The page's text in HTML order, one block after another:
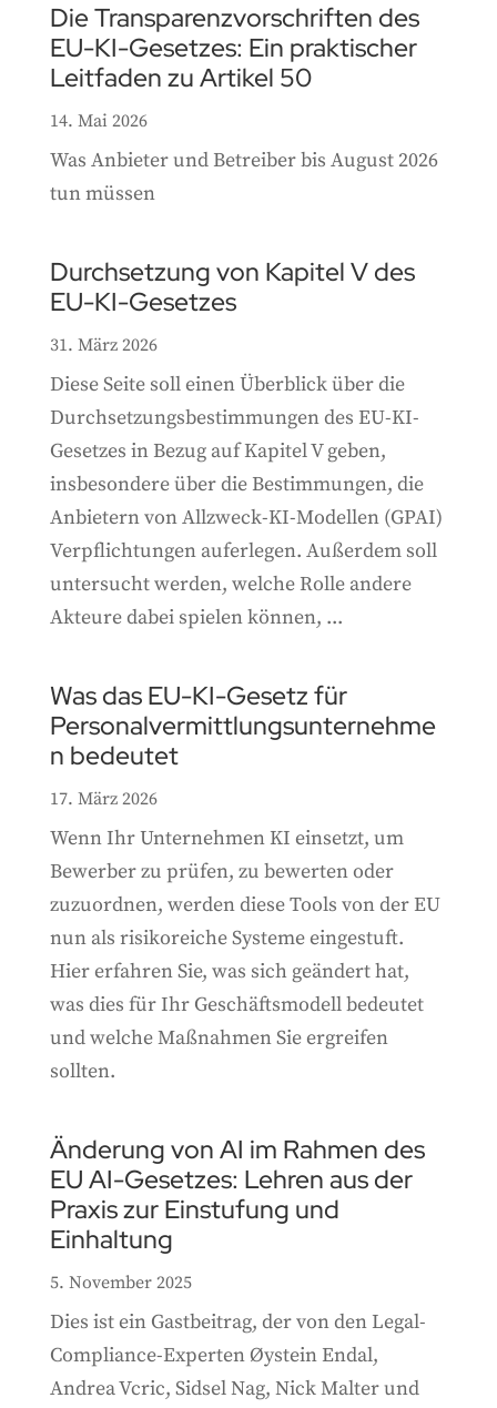
Die Transparenzvorschriften des
EU-KI-Gesetzes: Ein praktischer
Leitfaden zu Artikel 50
14. Mai 2026
Was Anbieter und Betreiber bis August 2026
tun müssen
Durchsetzung von Kapitel V des
EU-KI-Gesetzes
31. März 2026
Diese Seite soll einen Überblick über die
Durchsetzungsbestimmungen des EU-KI-
Gesetzes in Bezug auf Kapitel V geben,
insbesondere über die Bestimmungen, die
Anbietern von Allzweck-KI-Modellen (GPAI)
Verpflichtungen auferlegen. Außerdem soll
untersucht werden, welche Rolle andere
Akteure dabei spielen können, ...
Was das EU-KI-Gesetz für
Personalvermittlungsunternehme
n bedeutet
17. März 2026
Wenn Ihr Unternehmen KI einsetzt, um
Bewerber zu prüfen, zu bewerten oder
zuzuordnen, werden diese Tools von der EU
nun als risikoreiche Systeme eingestuft.
Hier erfahren Sie, was sich geändert hat,
was dies für Ihr Geschäftsmodell bedeutet
und welche Maßnahmen Sie ergreifen
sollten.
Änderung von AI im Rahmen des
EU AI-Gesetzes: Lehren aus der
Praxis zur Einstufung und
Einhaltung
5. November 2025
Dies ist ein Gastbeitrag, der von den Legal-
Compliance-Experten Øystein Endal,
Andrea Vcric, Sidsel Nag, Nick Malter und